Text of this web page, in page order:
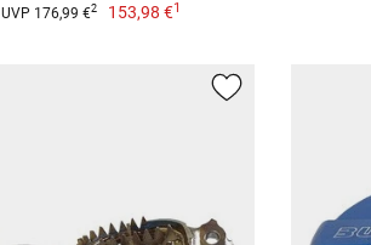
UVP 176,99 €2 153,98 €1